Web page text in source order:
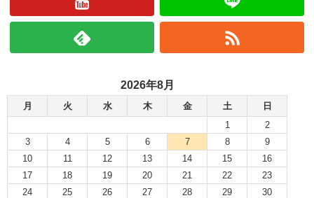
2026年8月
月 火 水 木 金 土
日
1
2
3
4 5 6 7 8
9
10
11 12 13 14 15
16
17
18 19 20 21 22
23
24
25 26 27 28 29
30